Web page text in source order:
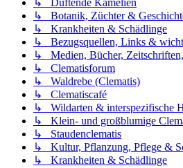
↳ Botanik, Züchter &
↳ Krankheiten & Schädlinge
↳ Bezugsquellen, Links &
↳ Medien, Bücher,
↳ Clematisforum
↳ Waldrebe (Clematis)
↳ Clematiscafé
↳ Wildarten & interspezifische
↳ Klein- und großblumige
↳ Staudenclematis
↳ Kultur, Pflanzung, Pflege &
↳ Krankheiten & Schädlinge